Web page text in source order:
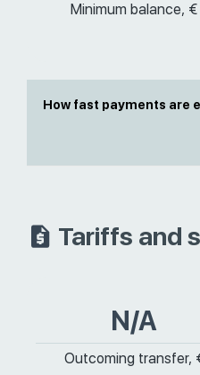
Minimum balance, €
How fast payments are
Tariffs and
N/A
Outcoming transfer,